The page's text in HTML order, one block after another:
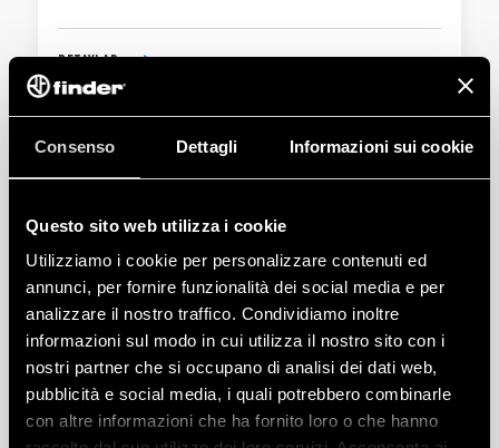
Consenso Dettagli Informazioni sui cookie
Questo sito web utilizza i cookie
Utilizziamo i cookie per personalizzare contenuti ed
annunci, per fornire funzionalità dei social media e per
analizzare il nostro traffico. Condividiamo inoltre
informazioni sul modo in cui utilizza il nostro sito con i
nostri partner che si occupano di analisi dei dati web,
pubblicità e social media, i quali potrebbero combinarle
con altre informazioni che ha fornito loro o che hanno
DETAYLAR
TIP 94.54 - VIDASIZ BAĞLANTILI SOKET
Panel veya 35mm ray montaj için
55 Serisi 55.32 ve 55.34 tip röleler için